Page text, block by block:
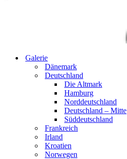
Galerie
Dänemark
Deutschland
Die Altmark
Hamburg
Norddeutschland
Deutschland – Mitte
Süddeutschland
Frankreich
Irland
Kroatien
Norwegen